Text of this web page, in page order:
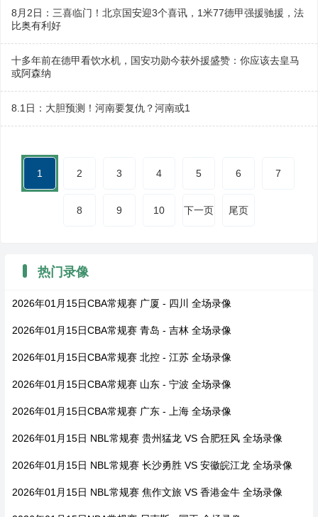
8月2日：三喜临门！北京国安迎3个喜讯，1米77德甲强援驰援，法
比奥有利好
十多年前在德甲看饮水机，国安功勋今获外援盛赞：你应该去皇马
或阿森纳
8.1日：大胆预测！河南要复仇？河南或1
1 2 3 4 5 6 7
8 9 10 下一页 尾页
热门录像
2026年01月15日CBA常规赛 广厦 - 四川 全场录像
2026年01月15日CBA常规赛 青岛 - 吉林 全场录像
2026年01月15日CBA常规赛 北控 - 江苏 全场录像
2026年01月15日CBA常规赛 山东 - 宁波 全场录像
2026年01月15日CBA常规赛 广东 - 上海 全场录像
2026年01月15日 NBL常规赛 贵州猛龙 VS 合肥狂风 全场录像
2026年01月15日 NBL常规赛 长沙勇胜 VS 安徽皖江龙 全场录像
2026年01月15日 NBL常规赛 焦作文旅 VS 香港金牛 全场录像